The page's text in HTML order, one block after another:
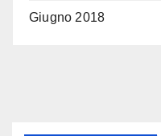
Giugno 2018